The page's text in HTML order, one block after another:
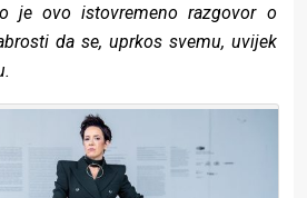
je ovo istovremeno razgovor o
da se, uprkos svemu, uvijek